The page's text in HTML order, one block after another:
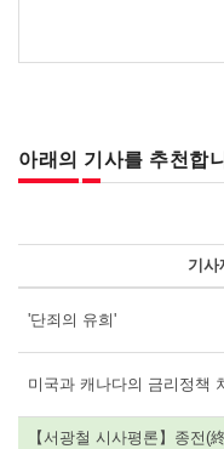
아래의 기사를 추천합
기사
'단죄의 유희'
미국과 캐나다의 금리정책
【서광철 시사평론】종전(